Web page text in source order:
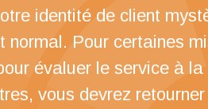
identité de client
normal. Pour certaines
évaluer le service à
vous devrez